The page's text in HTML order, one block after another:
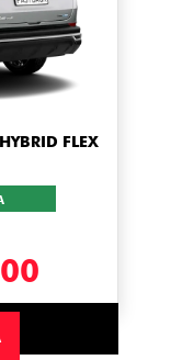
FLEX